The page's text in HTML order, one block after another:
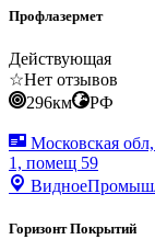
Профлазермет
Действующая
☆Нет отзывов
296км
РФ
Московская
1, помещ 59
Видное
Горизонт Покрытий